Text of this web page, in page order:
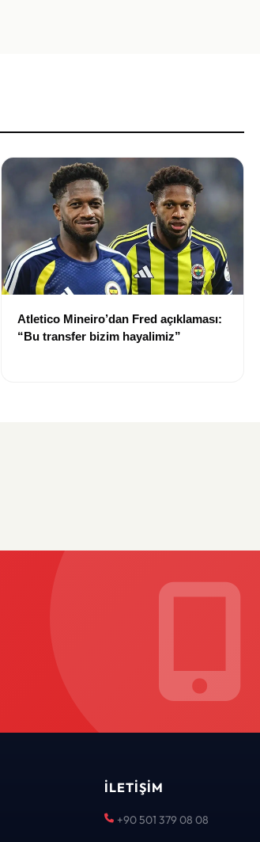
Atletico Mineiro’dan Fred açıklaması:
“Bu transfer bizim hayalimiz”
İLETIŞIM
+90 501 379 08 08